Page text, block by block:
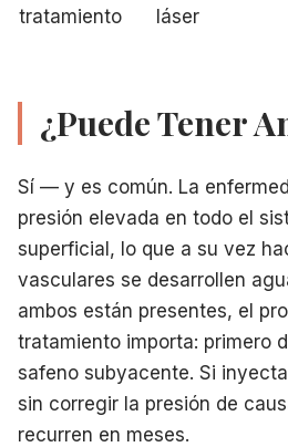
tratamiento
láser
¿Puede Tener
Sí — y es común. La
presión elevada en todo el
superficial, lo que a su vez
vasculares se desarrollen
ambos están presentes, el
tratamiento importa: primero
safeno subyacente. Si
sin corregir la presión de
recurren en meses.